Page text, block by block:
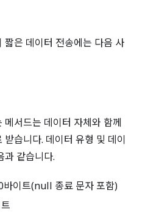
짧은 데이터 전송에는 다음 사
메서드는 데이터 자체와 함께
받습니다. 데이터 유형 및 데이
과 같습니다.
바이트(null 종료 문자 포함)